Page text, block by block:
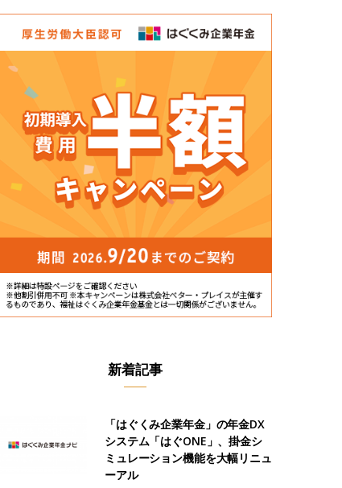
新着記事
「はぐくみ企業年金」の年金DX
システム「はぐONE」、掛金シ
ミュレーション機能を大幅リニュ
ーアル